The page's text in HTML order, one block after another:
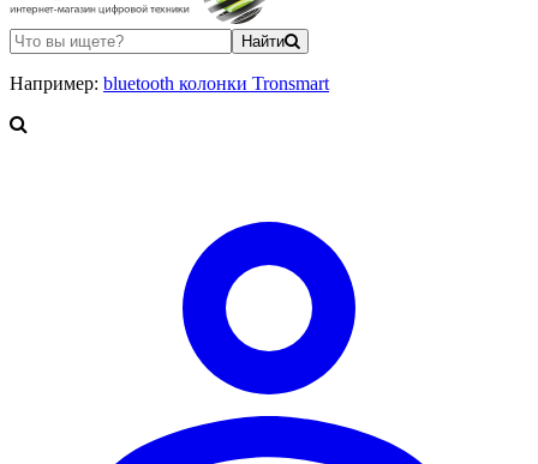
Найти
Например: bluetooth колонки Tronsmart